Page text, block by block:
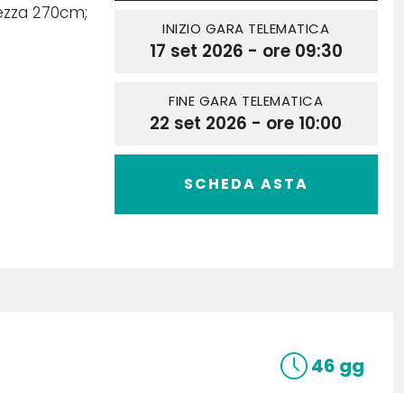
270cm;
INIZIO GARA TELEMATICA
17 set 2026 - ore 09:30
FINE GARA TELEMATICA
22 set 2026 - ore 10:00
SCHEDA ASTA
46 gg